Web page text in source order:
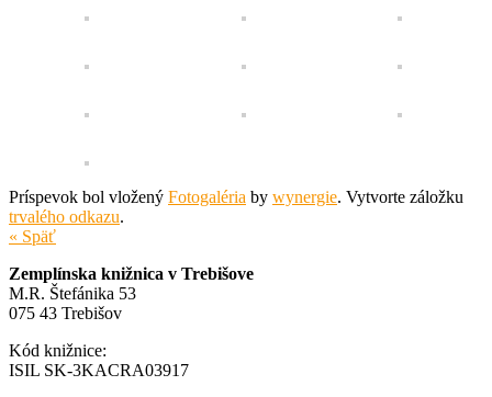
Príspevok bol vložený Fotogaléria by wynergie. Vytvorte záložku
trvalého odkazu.
« Späť
Zemplínska knižnica v Trebišove
M.R. Štefánika 53
075 43 Trebišov
Kód knižnice:
ISIL SK-3KACRA03917